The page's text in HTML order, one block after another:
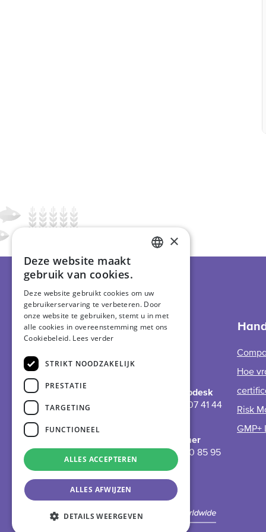
Support
GMP+ Helpdesk
+31 (0)70 307 41 44
noodnummer
31 (0)6 10 20 85 95
Hoe
Risk
GMP+
GERMAN
×
Deze website maakt
gebruik van cookies.
Deze website gebruikt cookies om uw
gebruikerservaring te verbeteren. Door
onze website te gebruiken, stemt u in met
alle cookies in overeenstemming met ons
Cookiebeleid. Lees verder
STRIKT NOODZAKELIJK
PRESTATIE
TARGETING
FUNCTIONEEL
ALLES ACCEPTEREN
ALLES AFWIJZEN
DETAILS WEERGEVEN